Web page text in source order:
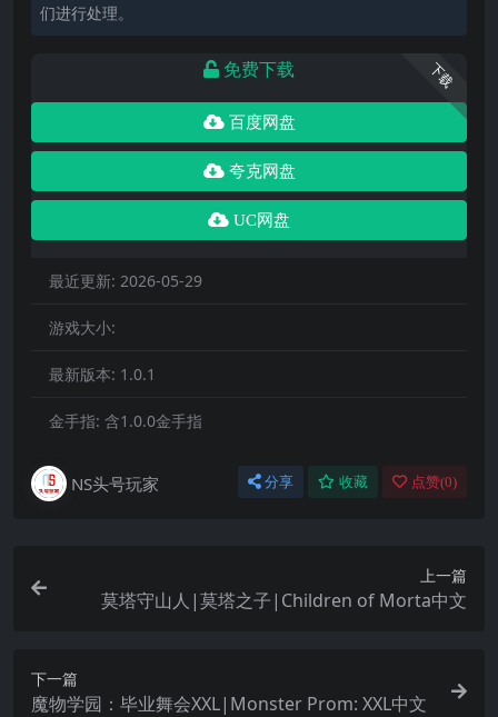
们进行处理。
下载
免费下载
百度网盘
夸克网盘
UC网盘
最近更新: 2026-05-29
游戏大小:
最新版本: 1.0.1
金手指: 含1.0.0金手指
NS头号玩家 分享 收藏 点赞(0)
上一篇
莫塔守山人|莫塔之子|Children of Morta中文
下一篇
魔物学园：毕业舞会XXL|Monster Prom: XXL中文